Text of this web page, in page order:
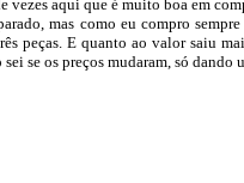
vezes aqui que é muito boa em
mas como eu compro
peças. E quanto ao valor saiu
se os preços mudaram, só dando